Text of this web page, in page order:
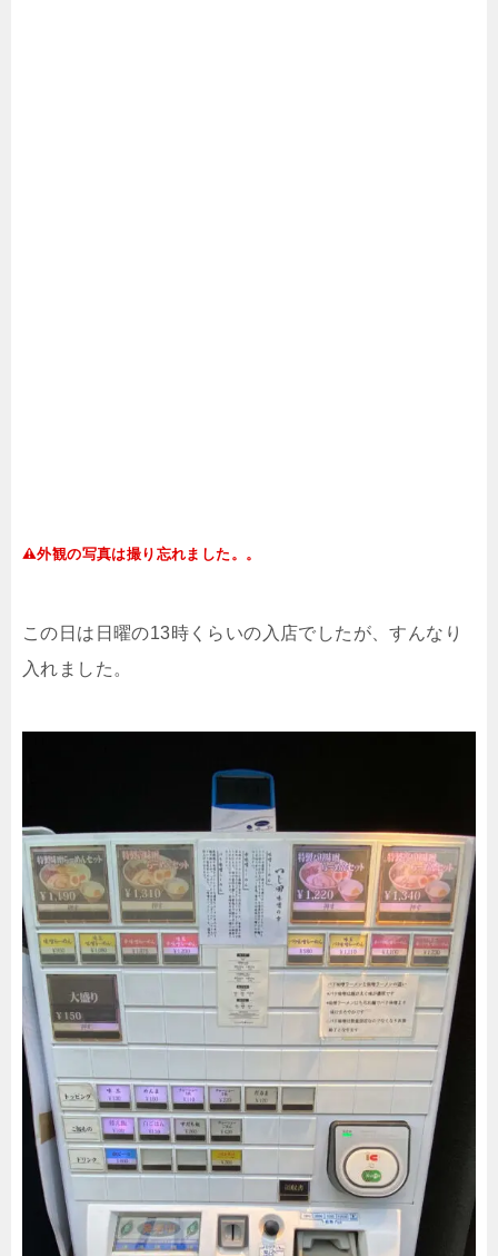
外観の写真は撮り忘れました。。
この日は日曜の13時くらいの入店でしたが、すんなり
入れました。